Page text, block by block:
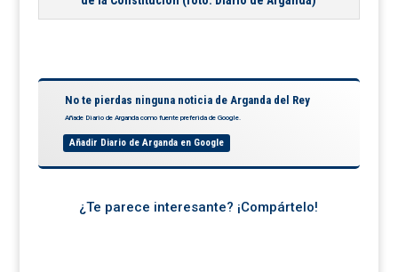
No te pierdas ninguna noticia de Arganda del Rey
Añade Diario de Arganda como fuente preferida de Google.
Añadir Diario de Arganda en Google
¿Te parece interesante? ¡Compártelo!